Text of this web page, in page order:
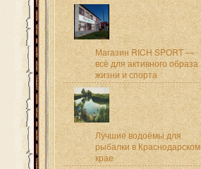
Магазин RICH SPORT —
всё для активного образа
жизни и спорта
Лучшие водоёмы для
рыбалки в Краснодарском
крае